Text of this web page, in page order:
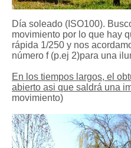
Día soleado (ISO100).
movimiento por lo que hay
rápida 1/250 y nos
número f (p.ej 2)para una
En los tiempos largos, el
abierto asi que saldrá una
movimiento)